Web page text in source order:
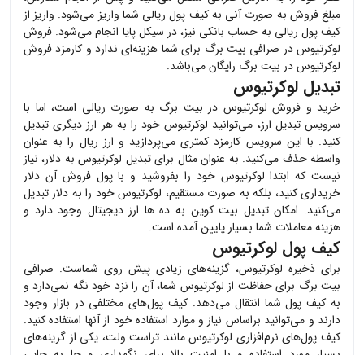
مبلغ فروش به صورت آنی به کیف پول ریالی شما واریز می‌شود. واریز از
کیف پول ریالی به حساب بانکی نیز، در سیکل پایا انجام می‌شود. فروش
لوکرتیوسدر صرافی بیت برگ برای شما هزینه‌ای ندارد و کارمزد فروش
لوکرتیوسدر بیت برگ رایگان می‌باشد.
تبدیل لوکرتیوس
خرید و فروش لوکرتیوس در بیت برگ به صورت ریالی است، اما با
سرویس تبدیل ارز، می‌توانید لوکرتیوسخود را به هر ارز دیگری تبدیل
کنید. با این سرویس کارمزد کمتری می‌پردازید و ارز ریال را به عنوان
واسطه حذف می‌کنید. به عنوان مثال برای تبدیل لوکرتیوسبه دلار، نیاز
نیست که ابتدا لوکرتیوس خود را بفروشید و با پول فروش آن دلار
خریداری کنید، بلکه به صورت مستقیم، لوکرتیوسخود را به دلار تبدیل
می‌کنید. امکان تبدیل بیت کوین به ده ها ارز دیجیتال وجود دارد و
هزینه معاملات شما بسیار پایین آمده است.
کیف پول لوکرتیوس
برای ذخیره لوکرتیوس، گزینه‌های زیادی پیش روی شماست. صرافی
بیت برگ برای حفاظت از لوکرتیوس شما، آن را نزد خود نگه نمی‌دارد و
به کیف پول شما انتقال می‌دهد. کیف پول‌های مختلفی در بازار وجود
دارند و می‌توانید براساس نیاز و موارد استفاده خود از آنها استفاده کنید.
کیف پول‌های نرم‌افزاری لوکرتیوسمانند تراست ولت، یکی از گزینه‌های